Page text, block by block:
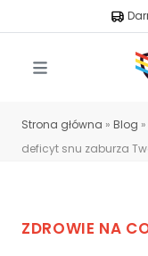
Strona główna » Blog »
deficyt snu zaburza
ZDROWIE NA